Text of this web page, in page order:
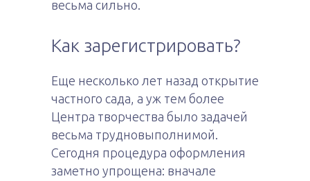
весьма сильно.
Как зарегистрировать?
Еще несколько лет назад открытие
частного сада, а уж тем более
Центра творчества было задачей
весьма трудновыполнимой.
Сегодня процедура оформления
заметно упрощена: вначале